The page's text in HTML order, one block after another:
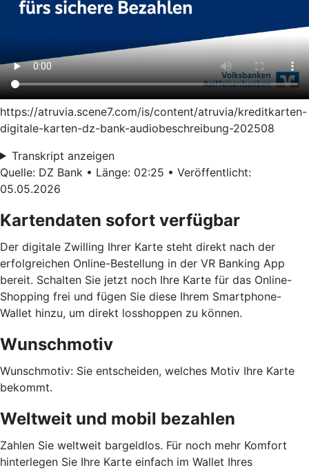
https://atruvia.scene7.com/is/content/atruvia/kreditkarten-
digitale-karten-dz-bank-audiobeschreibung-202508
Transkript anzeigen
Quelle: DZ Bank • Länge: 02:25 • Veröffentlicht:
05.05.2026
Kartendaten sofort verfügbar
Der digitale Zwilling Ihrer Karte steht direkt nach der
erfolgreichen Online-Bestellung in der VR Banking App
bereit. Schalten Sie jetzt noch Ihre Karte für das Online-
Shopping frei und fügen Sie diese Ihrem Smartphone-
Wallet hinzu, um direkt losshoppen zu können.
Wunschmotiv
Wunschmotiv: Sie entscheiden, welches Motiv Ihre Karte
bekommt.
Weltweit und mobil bezahlen
Zahlen Sie weltweit bargeldlos. Für noch mehr Komfort
hinterlegen Sie Ihre Karte einfach im Wallet Ihres